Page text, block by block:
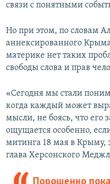
связи с понятными
Но при этом, по словам
аннексированного Крыма
материке нет таких
свободы слова и прав
«Сегодня мы стали
когда каждый может
мысли, не боясь, что его
ощущается особенно,
митинга 18 мая в Крыму,
глава Херсонского